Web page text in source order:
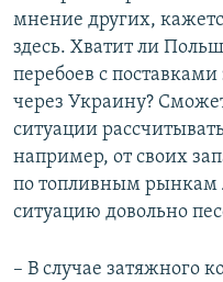
мнение других,
здесь. Хватит ли
перебоев с
через Украину?
ситуации
например, от своих
по топливным рынкам
ситуацию довольно
– В случае затяжного